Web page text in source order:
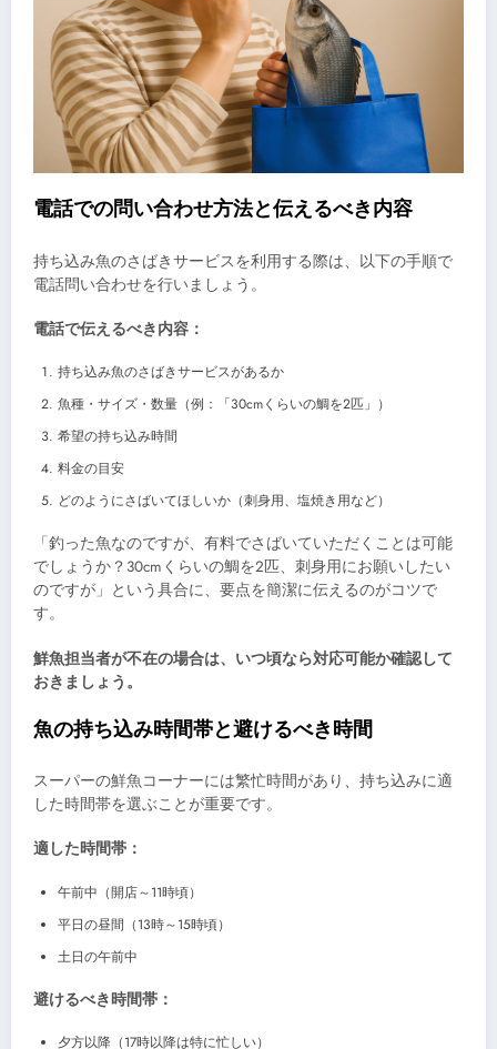
電話での問い合わせ方法と伝えるべき内容
持ち込み魚のさばきサービスを利用する際は、以下の手順で
電話問い合わせを行いましょう。
電話で伝えるべき内容：
持ち込み魚のさばきサービスがあるか
魚種・サイズ・数量（例：「30cmくらいの鯛を2匹」）
希望の持ち込み時間
料金の目安
どのようにさばいてほしいか（刺身用、塩焼き用など）
「釣った魚なのですが、有料でさばいていただくことは可能
でしょうか？30cmくらいの鯛を2匹、刺身用にお願いしたい
のですが」という具合に、要点を簡潔に伝えるのがコツで
す。
鮮魚担当者が不在の場合は、いつ頃なら対応可能か確認して
おきましょう。
魚の持ち込み時間帯と避けるべき時間
スーパーの鮮魚コーナーには繁忙時間があり、持ち込みに適
した時間帯を選ぶことが重要です。
適した時間帯：
午前中（開店～11時頃）
平日の昼間（13時～15時頃）
土日の午前中
避けるべき時間帯：
夕方以降（17時以降は特に忙しい）